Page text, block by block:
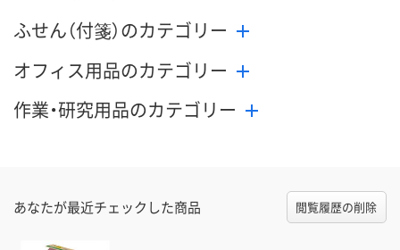
ふせん（付箋）のカテゴリー
オフィス用品のカテゴリー
作業・研究用品のカテゴリー
あなたが最近チェックした商品 閲覧履歴の削除